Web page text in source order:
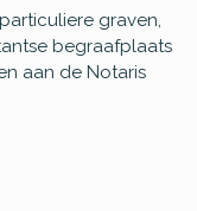
graven,
begraafplaats
aan de Notaris